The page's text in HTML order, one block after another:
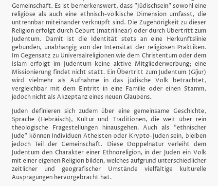
Gemeinschaft. Es ist bemerkenswert, dass "Jüdischsein" sowohl eine
religiöse als auch eine ethnisch-völkische Dimension umfasst, die
untrennbar miteinander verknüpft sind. Die Zugehörigkeit zu dieser
Religion erfolgt durch Geburt (matrilinear) oder durch Übertritt zum
Judentum. Damit ist die Identität stets an eine Herkunftslinie
gebunden, unabhängig von der Intensität der religiösen Praktiken.
Im Gegensatz zu Universalreligionen wie dem Christentum oder dem
Islam erfolgt im Judentum keine aktive Mitgliederwerbung; eine
Missionierung findet nicht statt. Ein Übertritt zum Judentum (Gijur)
wird vielmehr als Aufnahme in das jüdische Volk betrachtet,
vergleichbar mit dem Eintritt in eine Familie oder einen Stamm,
jedoch nicht als Akzeptanz eines neuen Glaubens.
Juden definieren sich zudem über eine gemeinsame Geschichte,
Sprache (Hebräisch), Kultur und Traditionen, die weit über rein
theologische Fragestellungen hinausgehen. Auch als "ethnischer
Jude" können Individuen Atheisten oder Krypto-Juden sein, bleiben
jedoch Teil der Gemeinschaft. Diese Doppelnatur verleiht dem
Judentum den Charakter einer Ethnoreligion, in der Juden ein Volk
mit einer eigenen Religion bilden, welches aufgrund unterschiedlicher
zeitlicher und geografischer Umstände vielfältige kulturelle
Ausprägungen hervorgebracht hat.